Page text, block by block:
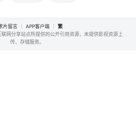
片留言 APP客户端
繁
网分享站点所提供的公开引用资源，未提供影视资源上
传、存储服务。